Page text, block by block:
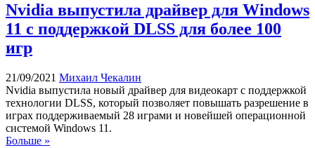
Nvidia выпустила драйвер для Windows
11 с поддержкой DLSS для более 100
игр
21/09/2021 Михаил Чекалин
Nvidia выпустила новый драйвер для видеокарт с поддержкой
технологии DLSS, который позволяет повышать разрешение в
играх поддерживаемый 28 играми и новейшей операционной
системой Windows 11.
Больше »